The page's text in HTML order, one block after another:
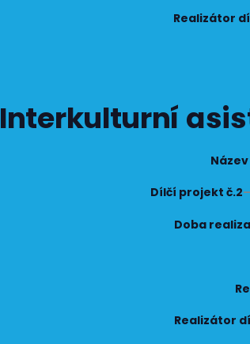
Realizátor
Interkulturní
Dílčí projekt č.2
Doba
Realizátor